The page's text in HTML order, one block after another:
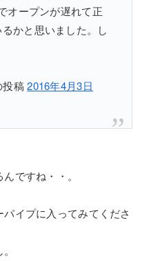
オープンが遅れて正
かと思いました。し
投稿2016年4月3日
ですね・・。
イプに入ってみてくださ